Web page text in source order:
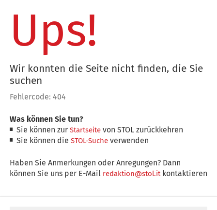
Ups!
Wir konnten die Seite nicht finden, die Sie
suchen
Fehlercode: 404
Was können Sie tun?
Sie können zurStartseite von STOL zurückkehren
Sie können dieSTOL-Suche verwenden
Haben Sie Anmerkungen oder Anregungen? Dann
können Sie uns per E-Mail redaktion@stol.itkontaktieren